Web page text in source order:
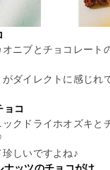
ニブとチョコレート
ダイレクトに感じれ
ョコ
クドライホオズキと
珍しいですよね♪